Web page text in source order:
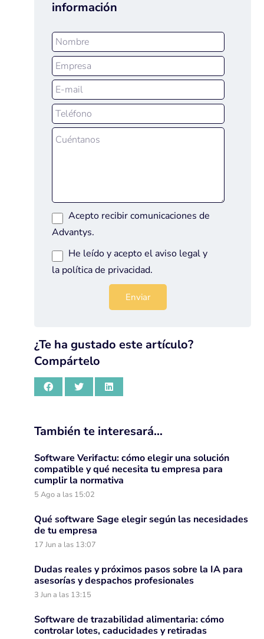
información
Acepto recibir comunicaciones de
Advantys.
He leído y acepto el aviso legaly
la política de privacidad.
¿Te ha gustado este artículo?
Compártelo
También te interesará…
Software Verifactu: cómo elegir una solución
compatible y qué necesita tu empresa para
cumplir la normativa
5 Ago a las 15:02
Qué software Sage elegir según las necesidades
de tu empresa
17 Jun a las 13:07
Dudas reales y próximos pasos sobre la IA para
asesorías y despachos profesionales
3 Jun a las 13:15
Software de trazabilidad alimentaria: cómo
controlar lotes, caducidades y retiradas